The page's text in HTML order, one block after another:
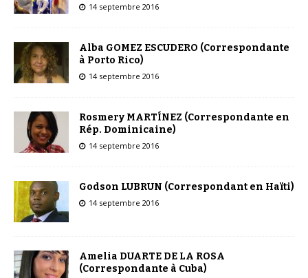
14 septembre 2016
Alba GOMEZ ESCUDERO (Correspondante
à Porto Rico)
14 septembre 2016
Rosmery MARTÍNEZ (Correspondante en
Rép. Dominicaine)
14 septembre 2016
Godson LUBRUN (Correspondant en Haïti)
14 septembre 2016
Amelia DUARTE DE LA ROSA
(Correspondante à Cuba)